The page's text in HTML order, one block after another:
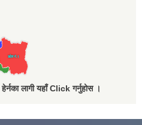
लागी यहाँ Click गर्नुहोस ।